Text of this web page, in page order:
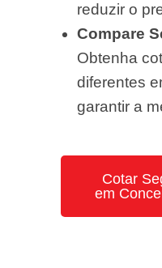
reduzir o
Compare
Obtenha
diferentes
garantir a
Cotar
em